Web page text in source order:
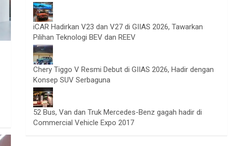
iCAR Hadirkan V23 dan V27 di GIIAS 2026, Tawarkan
Pilihan Teknologi BEV dan REEV
Chery Tiggo V Resmi Debut di GIIAS 2026, Hadir dengan
Konsep SUV Serbaguna
52 Bus, Van dan Truk Mercedes-Benz gagah hadir di
Commercial Vehicle Expo 2017